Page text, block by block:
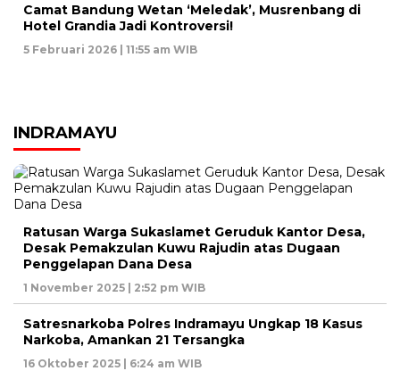
Camat Bandung Wetan ‘Meledak’, Musrenbang di
Hotel Grandia Jadi Kontroversi!
5 Februari 2026 | 11:55 am WIB
INDRAMAYU
Ratusan Warga Sukaslamet Geruduk Kantor Desa,
Desak Pemakzulan Kuwu Rajudin atas Dugaan
Penggelapan Dana Desa
1 November 2025 | 2:52 pm WIB
Satresnarkoba Polres Indramayu Ungkap 18 Kasus
Narkoba, Amankan 21 Tersangka
16 Oktober 2025 | 6:24 am WIB